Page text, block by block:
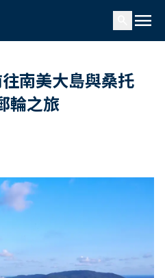
menu
南美大島與桑托
輪之旅